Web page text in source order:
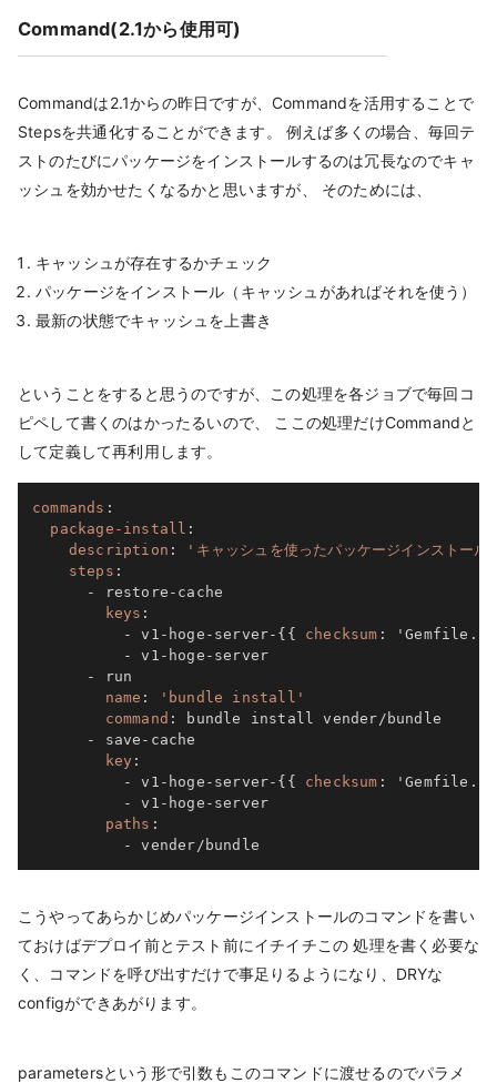
Command(2.1から使用可)
Commandは2.1からの昨日ですが、Commandを活用することで
Stepsを共通化することができます。 例えば多くの場合、毎回テ
ストのたびにパッケージをインストールするのは冗長なのでキャ
ッシュを効かせたくなるかと思いますが、 そのためには、
キャッシュが存在するかチェック
パッケージをインストール（キャッシュがあればそれを使う）
最新の状態でキャッシュを上書き
ということをすると思うのですが、この処理を各ジョブで毎回コ
ピペして書くのはかったるいので、 ここの処理だけCommandと
して定義して再利用します。
commands :
package-install :
description :
'キャッシュを使ったパッケージインストール'
steps :
-
restore - cache
keys :
-
v1 - hoge - server- { { checksum :
-
v1 - hoge - server
-
run
name :
'bundle install'
command :
bundle install vender/bundle
-
save - cache
key :
-
v1 - hoge - server- { { checksum :
-
v1 - hoge - server
paths :
-
こうやってあらかじめパッケージインストールのコマンドを書い
ておけばデプロイ前とテスト前にイチイチこの 処理を書く必要な
く、コマンドを呼び出すだけで事足りるようになり、DRYな
configができあがります。
parametersという形で引数もこのコマンドに渡せるのでパラメ